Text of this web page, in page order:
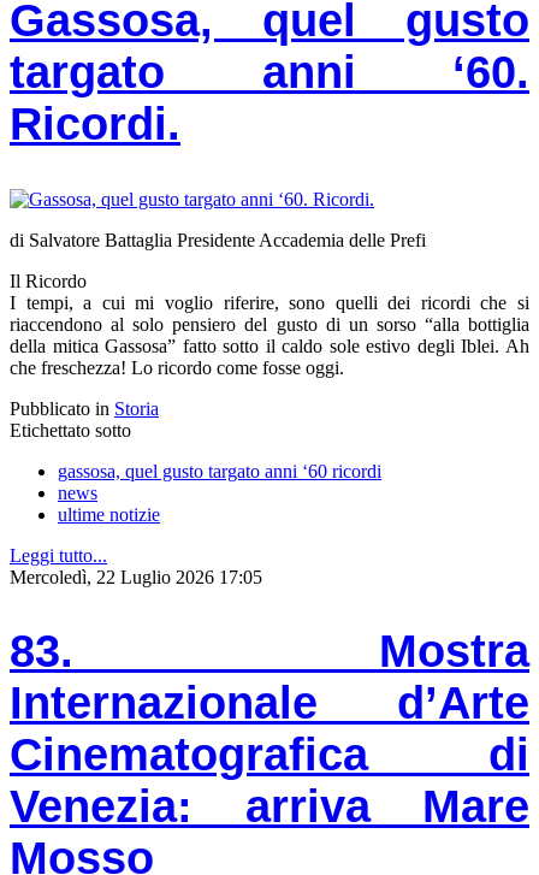
Gassosa, quel gusto
targato anni ‘60.
Ricordi.
di Salvatore Battaglia Presidente Accademia delle Prefi
Il Ricordo
I tempi, a cui mi voglio riferire, sono quelli dei ricordi che si
riaccendono al solo pensiero del gusto di un sorso “alla bottiglia
della mitica Gassosa” fatto sotto il caldo sole estivo degli Iblei. Ah
che freschezza! Lo ricordo come fosse oggi.
Pubblicato in Storia
Etichettato sotto
gassosa, quel gusto targato anni ‘60 ricordi
news
ultime notizie
Leggi tutto...
Mercoledì, 22 Luglio 2026 17:05
83. Mostra
Internazionale d’Arte
Cinematografica di
Venezia: arriva Mare
Mosso